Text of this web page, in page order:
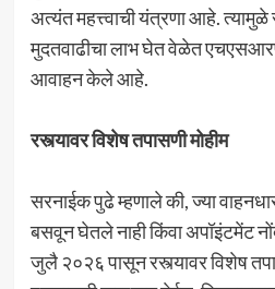
अत्यंत महत्त्वाची यंत्रणा आहे. त्यामुळे
मुदतवाढीचा लाभ घेत वेळेत
आवाहन केले आहे.
रस्त्यावर विशेष तपासणी मोहीम
सरनाईक पुढे म्हणाले की, ज्या
बसवून घेतले नाही किंवा अपॉइंटमेंट
जुलै २०२६ पासून रस्त्यावर विशेष